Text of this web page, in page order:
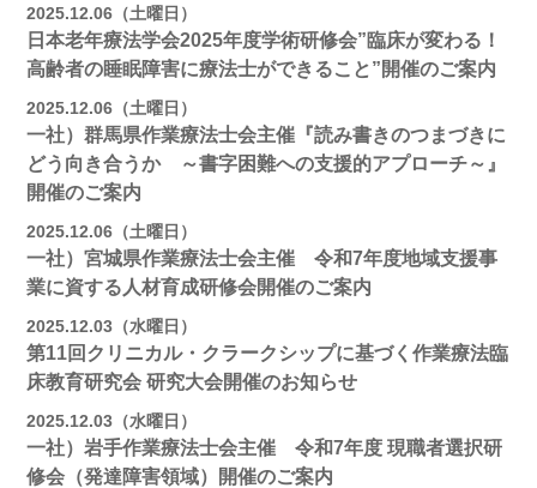
2025.12.06（土曜日）
日本老年療法学会2025年度学術研修会”臨床が変わる！
高齢者の睡眠障害に療法士ができること”開催のご案内
2025.12.06（土曜日）
一社）群馬県作業療法士会主催『読み書きのつまづきに
どう向き合うか ～書字困難への支援的アプローチ～』
開催のご案内
2025.12.06（土曜日）
一社）宮城県作業療法士会主催 令和7年度地域支援事
業に資する人材育成研修会開催のご案内
2025.12.03（水曜日）
第11回クリニカル・クラークシップに基づく作業療法臨
床教育研究会 研究大会開催のお知らせ
2025.12.03（水曜日）
一社）岩手作業療法士会主催 令和7年度 現職者選択研
修会（発達障害領域）開催のご案内